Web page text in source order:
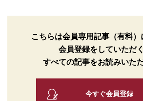
こちらは会員専用記事（有料）
会員登録をしていただく
すべての記事をお読みいた
今すぐ会員登録